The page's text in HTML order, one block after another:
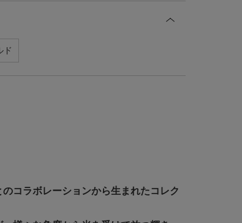
ド
コラボレーションから生まれたコレク